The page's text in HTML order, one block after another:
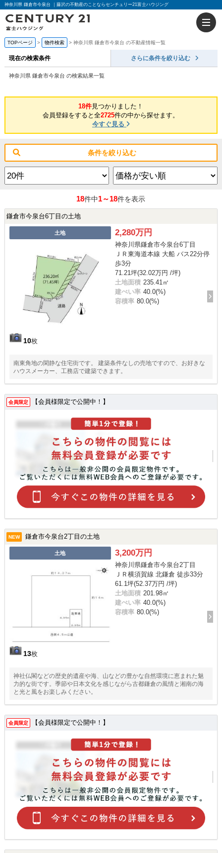
神奈川県 鎌倉市今泉台 ｜藤沢の不動産のことならセンチュリー21富士ハウジング
TOPページ 物件検索 神奈川県 鎌倉市今泉台 の不動産情報一覧
現在の検索条件 さらに条件を絞り込む
神奈川県 鎌倉市今泉台 の検索結果一覧
18件見つかりました！
会員登録をすると全2725件の中から探せます。
今すぐ見る
条件を絞り込む
18件中1～18件を表示
鎌倉市今泉台6丁目の土地
土地
10枚
2,280万円
神奈川県鎌倉市今泉台6丁目
ＪＲ東海道本線 大船 バス22分停
歩3分
71.21坪(32.02万円 /坪)
土地面積 235.41㎡
建ぺい率 40.0(%)
容積率 80.0(%)
南東角地の閑静な住宅街です。 建築条件なしの売地ですので、お好きな
ハウスメーカー、工務店で建築できます。
会員限定 【会員様限定で公開中！】
NEW 鎌倉市今泉台2丁目の土地
土地
13枚
3,200万円
神奈川県鎌倉市今泉台2丁目
ＪＲ横須賀線 北鎌倉 徒歩33分
61.1坪(52.37万円 /坪)
土地面積 201.98㎡
建ぺい率 40.0(%)
容積率 80.0(%)
神社仏閣などの歴史的遺産や海、山などの豊かな自然環境に恵まれた魅
力的な街です。季節や日本文化を感じながら古都鎌倉の風情と湘南の海
と光と風をお楽しみください。
会員限定 【会員様限定で公開中！】